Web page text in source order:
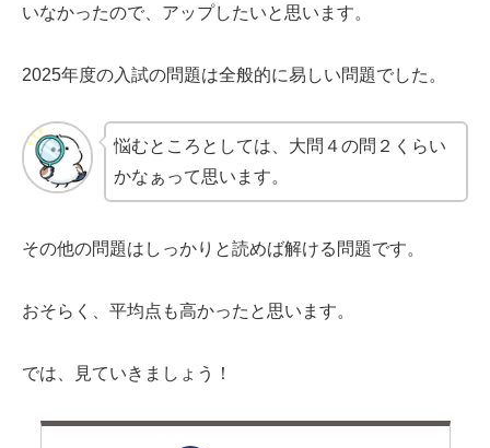
いなかったので、アップしたいと思います。
2025年度の入試の問題は全般的に易しい問題でした。
悩むところとしては、大問４の問２くらい
かなぁって思います。
その他の問題はしっかりと読めば解ける問題です。
おそらく、平均点も高かったと思います。
では、見ていきましょう！